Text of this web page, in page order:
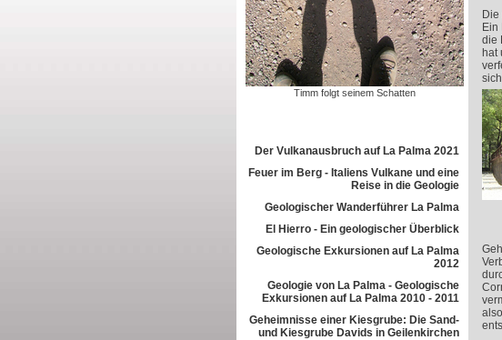
Timm folgt seinem Schatten
Der Vulkanausbruch auf La Palma 2021
Feuer im Berg - Italiens Vulkane und eine
Reise in die Geologie
Geologischer Wanderführer La Palma
El Hierro - Ein geologischer Überblick
Geologische Exkursionen auf La Palma
2012
Geologie von La Palma - Geologische
Exkursionen auf La Palma 2010 - 2011
Geheimnisse einer Kiesgrube: Die Sand-
und Kiesgrube Davids in Geilenkirchen
Ein
die
hat